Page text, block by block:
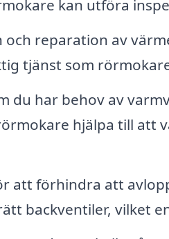
kan utföra
reparation av
tjänst som
du har behov av
hjälpa till att
att förhindra att
backventiler, vilket